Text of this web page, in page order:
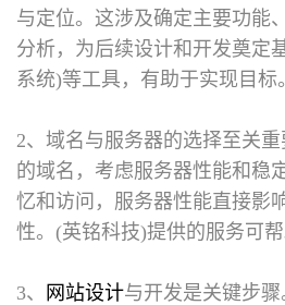
与定位。这涉及确定主要功能
分析，为后续设计和开发奠定
系统)等工具，有助于实现目标。
2、域名与服务器的选择至关
的域名，考虑服务器性能和稳
忆和访问，服务器性能直接影
性。(英铭科技)提供的服务可帮
3、 网站设计与开发是关键步